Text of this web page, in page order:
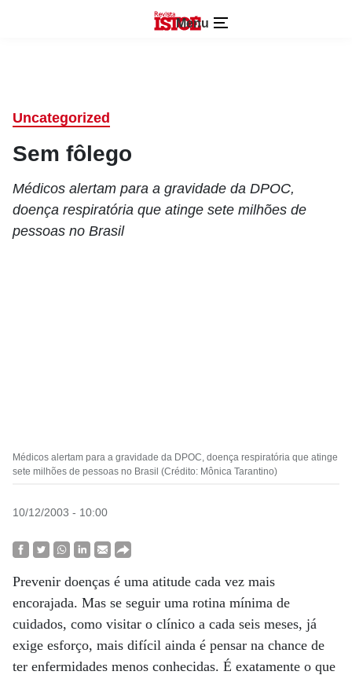
Menu
Uncategorized
Sem fôlego
Médicos alertam para a gravidade da DPOC,
doença respiratória que atinge sete milhões de
pessoas no Brasil
Médicos alertam para a gravidade da DPOC, doença respiratória que atinge
sete milhões de pessoas no Brasil (Crédito: Mônica Tarantino)
10/12/2003 - 10:00
Prevenir doenças é uma atitude cada vez mais
encorajada. Mas se seguir uma rotina mínima de
cuidados, como visitar o clínico a cada seis meses, já
exige esforço, mais difícil ainda é pensar na chance de
ter enfermidades menos conhecidas. É exatamente o que